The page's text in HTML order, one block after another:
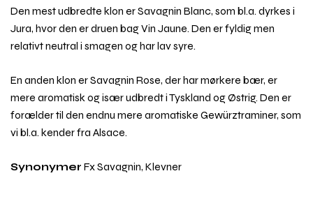
Den mest udbredte klon er Savagnin Blanc, som bl.a. dyrkes i
Jura, hvor den er druen bag Vin Jaune. Den er fyldig men
relativt neutral i smagen og har lav syre.
En anden klon er Savagnin Rose, der har mørkere bær, er
mere aromatisk og især udbredt i Tyskland og Østrig. Den er
forælder til den endnu mere aromatiske Gewürztraminer, som
vi bl.a. kender fra Alsace.
Synonymer Fx Savagnin, Klevner